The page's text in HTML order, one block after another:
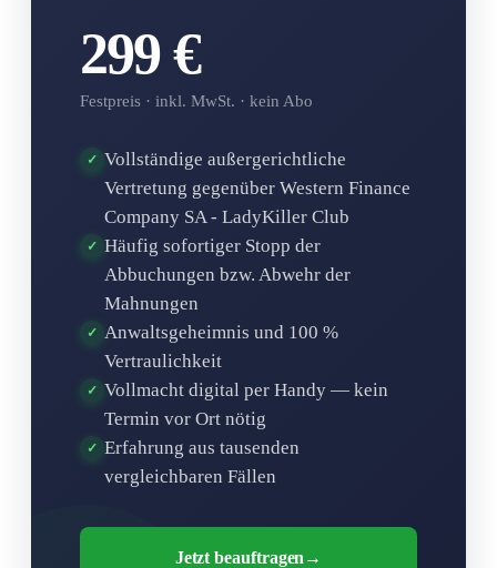
299 €
Festpreis · inkl. MwSt. · kein Abo
✓ Vollständige außergerichtliche
Vertretung gegenüber Western Finance
Company SA - LadyKiller Club
✓ Häufig sofortiger Stopp der
Abbuchungen bzw. Abwehr der
Mahnungen
✓ Anwaltsgeheimnis und 100 %
Vertraulichkeit
✓ Vollmacht digital per Handy — kein
Termin vor Ort nötig
✓ Erfahrung aus tausenden
vergleichbaren Fällen
Jetzt beauftragen →